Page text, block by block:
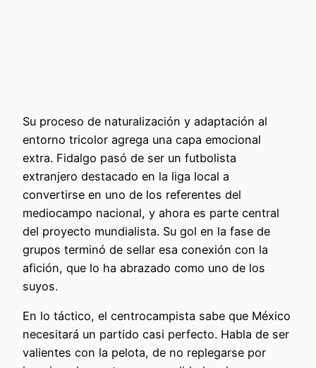
Su proceso de naturalización y adaptación al
entorno tricolor agrega una capa emocional
extra. Fidalgo pasó de ser un futbolista
extranjero destacado en la liga local a
convertirse en uno de los referentes del
mediocampo nacional, y ahora es parte central
del proyecto mundialista. Su gol en la fase de
grupos terminó de sellar esa conexión con la
afición, que lo ha abrazado como uno de los
suyos.
En lo táctico, el centrocampista sabe que México
necesitará un partido casi perfecto. Habla de ser
valientes con la pelota, de no replegarse por